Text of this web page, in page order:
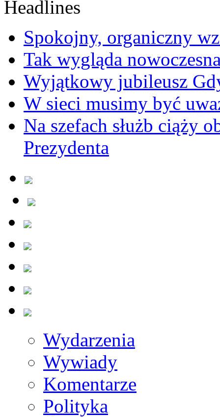
Spokojny, organiczny
Tak wygląda
Wyjątkowy jubileusz
W sieci musimy być
Na szefach służb ciąży
Prezydenta
Wydarzenia
Wywiady
Komentarze
Polityka